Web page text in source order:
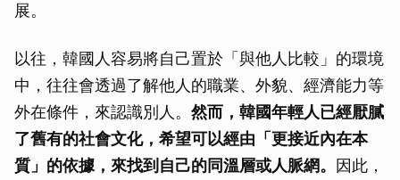
展。
以往，韓國人容易將自己置於「與他人比較」的環境
中，往往會透過了解他人的職業、外貌、經濟能力等
外在條件，來認識別人。 然而，韓國年輕人已經厭膩
了舊有的社會文化，希望可以經由「更接近內在本
質」的依據，來找到自己的同溫層或人脈網。
因此，